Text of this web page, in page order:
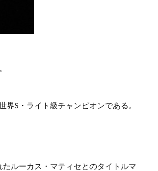
S・ライト級チャンピオンである。
たルーカス・マティセとのタイトルマ